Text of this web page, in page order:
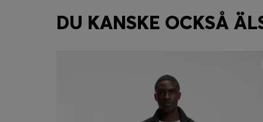
DU KANSKE OCKSÅ